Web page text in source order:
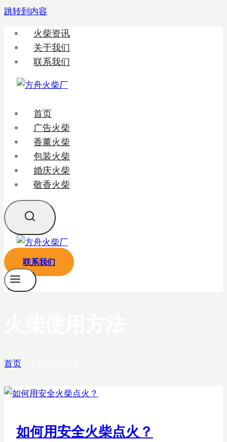
跳转到内容
火柴资讯
关于我们
联系我们
首页
广告火柴
香薰火柴
包装火柴
婚庆火柴
敬香火柴
联系我们
首页
如何用安全火柴点火？